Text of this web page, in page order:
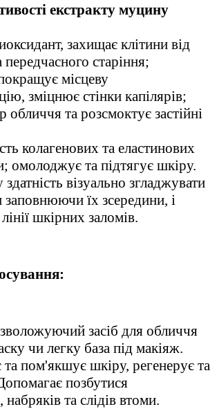
екстракту муцину
захищає клітини від
старіння;
місцеву
зміцнює стінки капілярів;
обличчя та розсмоктує застійні
колагенових та еластинових
омолоджує та підтягує шкіру.
візуально згладжувати
їх зсередини, і
шкірних заломів.
засіб для обличчя
чи легку база під макіяж.
та пом'якшує шкіру, регенерує та
позбутися
та слідів втоми.